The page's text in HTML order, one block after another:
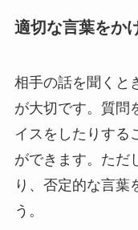
適切な言葉をか
相手の話を聞くと
が大切です。質問
イスをしたりする
ができます。ただ
り、否定的な言葉
う。